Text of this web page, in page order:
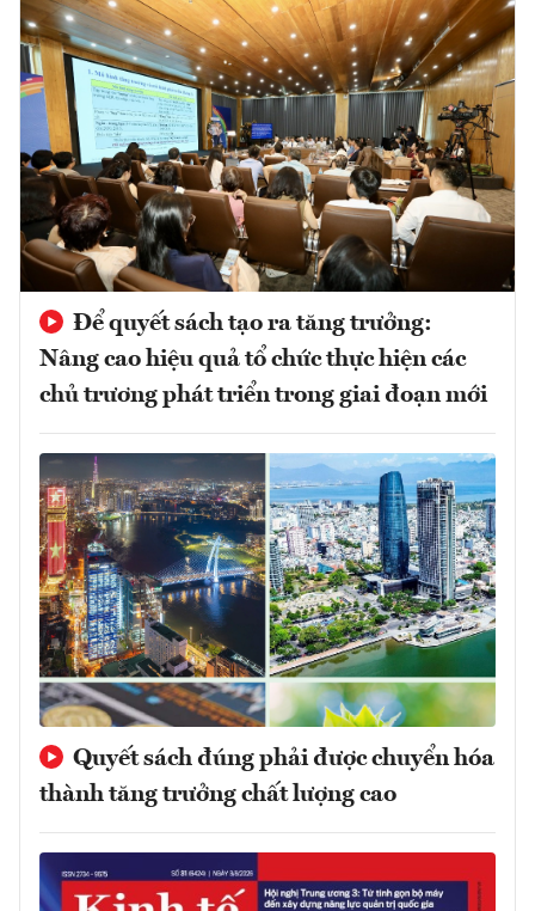
Để quyết sách tạo ra tăng trưởng:
Nâng cao hiệu quả tổ chức thực hiện các
chủ trương phát triển trong giai đoạn mới
Quyết sách đúng phải được chuyển hóa
thành tăng trưởng chất lượng cao